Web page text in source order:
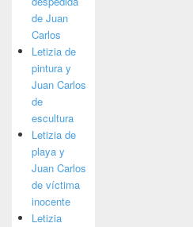
de Juan
Carlos
Letizia de
pintura y
Juan Carlos
de
escultura
Letizia de
playa y
Juan Carlos
de víctima
inocente
Letizia